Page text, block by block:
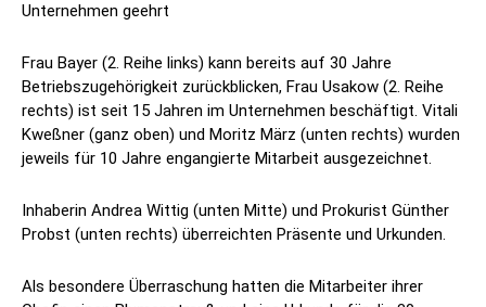
Unternehmen geehrt
Frau Bayer (2. Reihe links) kann bereits auf 30 Jahre
Betriebszugehörigkeit zurückblicken, Frau Usakow (2. Reihe
rechts) ist seit 15 Jahren im Unternehmen beschäftigt. Vitali
Kweßner (ganz oben) und Moritz März (unten rechts) wurden
jeweils für 10 Jahre engangierte Mitarbeit ausgezeichnet.
Inhaberin Andrea Wittig (unten Mitte) und Prokurist Günther
Probst (unten rechts) überreichten Präsente und Urkunden.
Als besondere Überraschung hatten die Mitarbeiter ihrer